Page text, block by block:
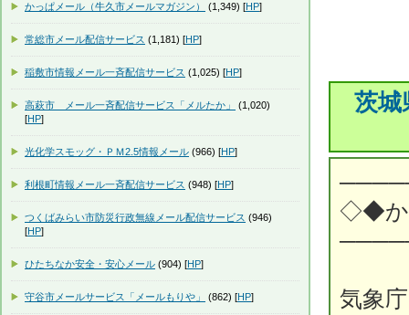
茨城
◇◆か
気象
かっぱメール（牛久市メールマガジン） (1,349) [HP]
常総市メール配信サービス (1,181) [HP]
稲敷市情報メール一斉配信サービス (1,025) [HP]
高萩市 メール一斉配信サービス「メルたか」
(1,020)
[HP]
光化学スモッグ・ＰＭ2.5情報メール (966) [HP]
利根町情報メール一斉配信サービス (948) [HP]
つくばみらい市防災行政無線メール配信サービス (946)
[HP]
ひたちなか安全・安心メール (904) [HP]
守谷市メールサービス「メールもりや」 (862) [HP]